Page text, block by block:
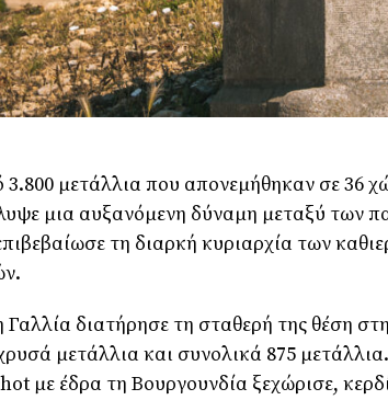
μετάλλια που απονεμήθηκαν σε 36
μια αυξανόμενη δύναμη μεταξύ των
τη διαρκή κυριαρχία των
Γαλλία διατήρησε τη σταθερή της θέση
μετάλλια και συνολικά 875 μετάλλια.
με έδρα τη Βουργουνδία ξεχώρισε,